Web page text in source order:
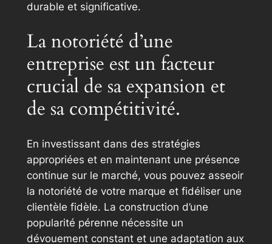
durable et significative.
La notoriété d’une
entreprise est un facteur
crucial de sa expansion et
de sa compétitivité.
En investissant dans des stratégies
appropriées et en maintenant une présence
continue sur le marché, vous pouvez asseoir
la notoriété de votre marque et fidéliser une
clientèle fidèle. La construction d’une
popularité pérenne nécessite un
dévouement constant et une adaptation aux